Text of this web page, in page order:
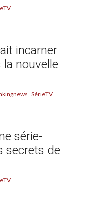
incarner
nouvelle
SérieTV
série-
secrets de